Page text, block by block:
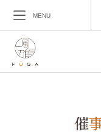
MENU
催